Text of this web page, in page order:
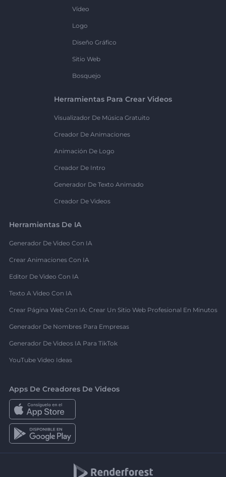
Vídeo
Logo
Diseño Gráfico
Sitio Web
Bosquejo
Herramientas Para Crear Videos
Visualizador De Música Gratuito
Creador De Animaciones
Animación De Logo
Creador De Intro
Generador De Texto Animado
Creador De Videos
Herramientas De IA
Generador De Video Con IA
Crear Animaciones Con IA
Editor De Video Con IA
Texto A Video Con IA
Crear Página Web Con IA: Crear Un Sitio Web Profesional En Minutos
Generador De Nombres Para Empresas
Generador De Videos IA Para TikTok
YouTube Video Ideas
Apps De Creadores De Videos